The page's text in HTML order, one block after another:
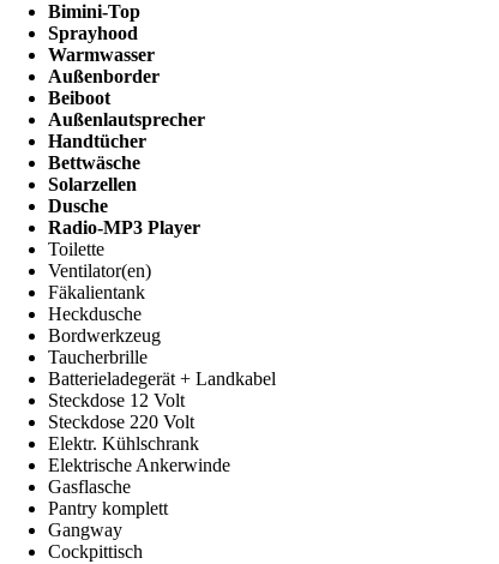
Bimini-Top
Sprayhood
Warmwasser
Außenborder
Beiboot
Außenlautsprecher
Handtücher
Bettwäsche
Solarzellen
Dusche
Radio-MP3 Player
Toilette
Ventilator(en)
Fäkalientank
Heckdusche
Bordwerkzeug
Taucherbrille
Batterieladegerät + Landkabel
Steckdose 12 Volt
Steckdose 220 Volt
Elektr. Kühlschrank
Elektrische Ankerwinde
Gasflasche
Pantry komplett
Gangway
Cockpittisch